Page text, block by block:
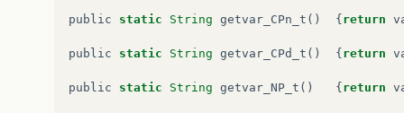
public static String getvar_CPn_t () {return
public static String getvar_CPd_t () {return
public static String getvar_NP_t () {return